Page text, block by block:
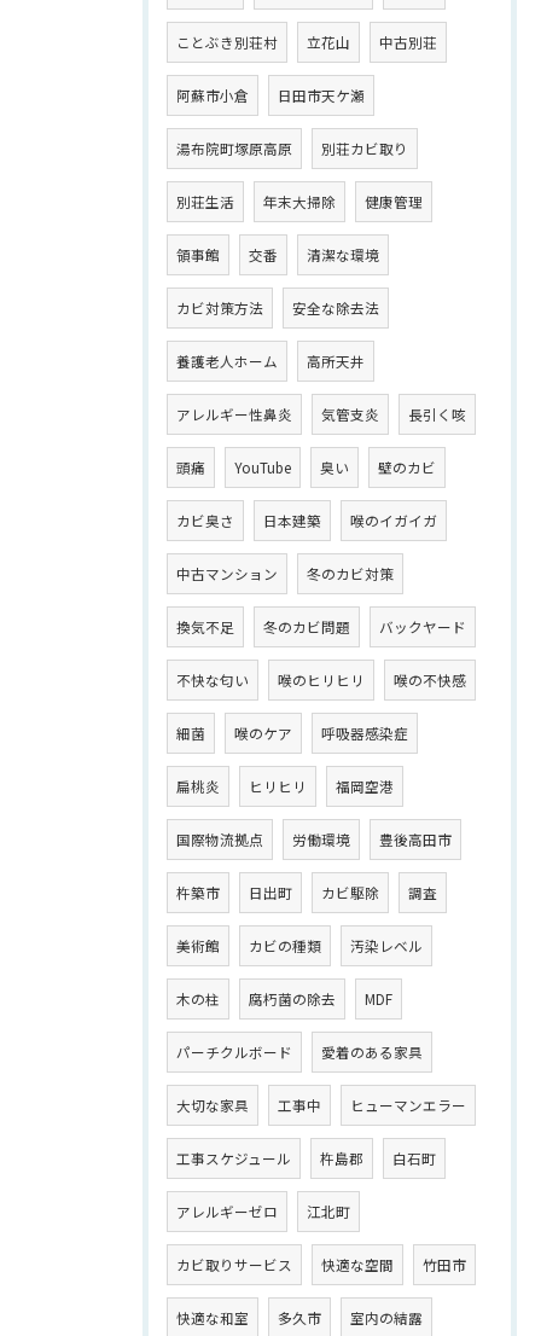
ことぶき別荘村 立花山 中古別荘
阿蘇市小倉 日田市天ケ瀬
湯布院町塚原高原 別荘カビ取り
別荘生活 年末大掃除 健康管理
領事館 交番 清潔な環境
カビ対策方法 安全な除去法
養護老人ホーム 高所天井
アレルギー性鼻炎 気管支炎 長引く咳
頭痛 YouTube 臭い 壁のカビ
カビ臭さ 日本建築 喉のイガイガ
中古マンション 冬のカビ対策
換気不足 冬のカビ問題 バックヤード
不快な匂い 喉のヒリヒリ 喉の不快感
細菌 喉のケア 呼吸器感染症
扁桃炎 ヒリヒリ 福岡空港
国際物流拠点 労働環境 豊後高田市
杵築市 日出町 カビ駆除 調査
美術館 カビの種類 汚染レベル
木の柱 腐朽菌の除去 MDF
パーチクルボード 愛着のある家具
大切な家具 工事中 ヒューマンエラー
工事スケジュール 杵島郡 白石町
アレルギーゼロ 江北町
カビ取りサービス 快適な空間 竹田市
快適な和室 多久市 室内の結露